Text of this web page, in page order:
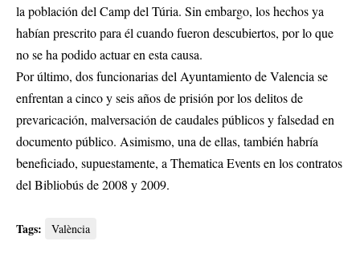
la población del Camp del Túria. Sin embargo, los hechos ya
habían prescrito para él cuando fueron descubiertos, por lo que
no se ha podido actuar en esta causa.
Por último, dos funcionarias del Ayuntamiento de Valencia se
enfrentan a cinco y seis años de prisión por los delitos de
prevaricación, malversación de caudales públicos y falsedad en
documento público. Asimismo, una de ellas, también habría
beneficiado, supuestamente, a Thematica Events en los contratos
del Bibliobús de 2008 y 2009.
Tags: València